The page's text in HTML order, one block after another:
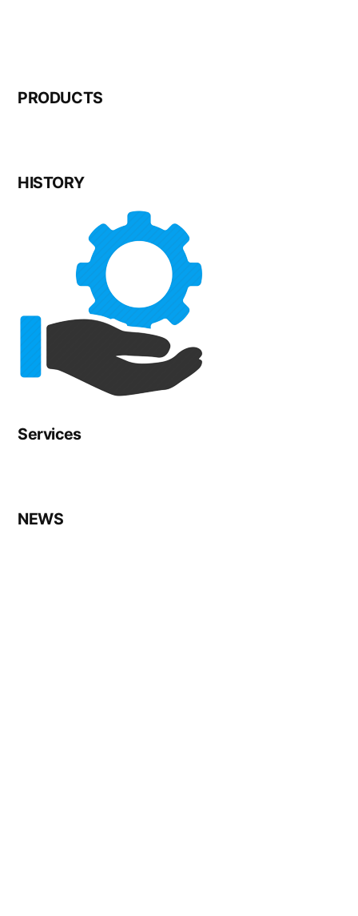
PRODUCTS
HISTORY
Services
NEWS